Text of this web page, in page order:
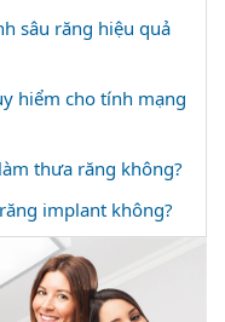
sâu răng hiệu quả
hiểm cho tính mạng
thưa răng không?
implant không?